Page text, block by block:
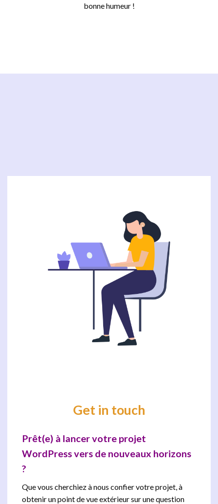
bonne humeur !
Get in touch
Prêt(e) à lancer votre projet
WordPress vers de nouveaux horizons
?
Que vous cherchiez à nous confier votre projet, à
obtenir un point de vue extérieur sur une question